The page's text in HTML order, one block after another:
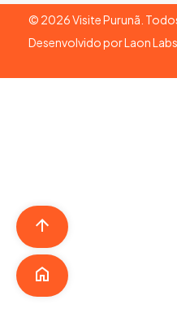
© 2026Visite Purunã.
Desenvolvido porLaon Labs